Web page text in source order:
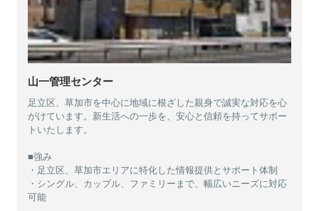
山一管理センター
足立区、草加市を中心に地域に根ざした親身で誠実な対応を心
がけています。新生活への一歩を、安心と信頼を持ってサポー
トいたします。
■強み
・足立区、草加市エリアに特化した情報提供とサポート体制
・シングル、カップル、ファミリーまで、幅広いニーズに対応
可能